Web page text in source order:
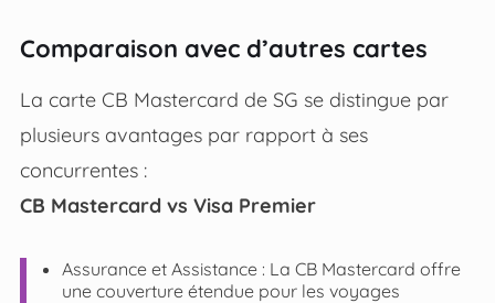
Comparaison avec d’autres cartes
La carte CB Mastercard de SG se distingue par
plusieurs avantages par rapport à ses
concurrentes :
CB Mastercard vs Visa Premier
Assurance et Assistance : La CB Mastercard offre
une couverture étendue pour les voyages